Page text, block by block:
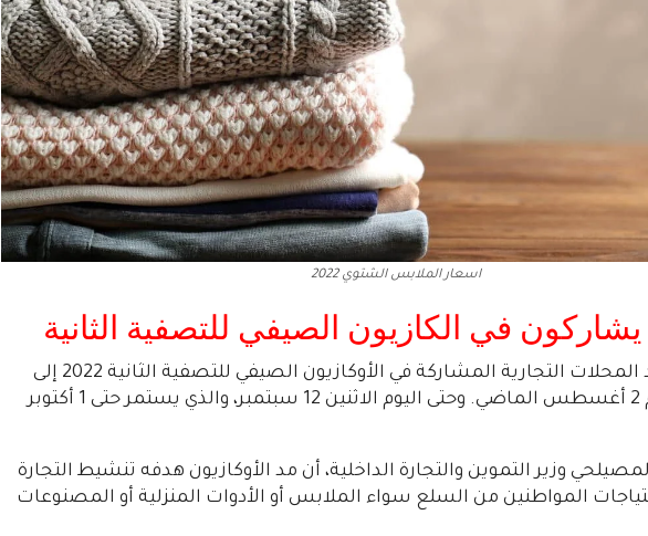
اسعار الملابس الشتوي 2022
وارتفع إجمالي عدد المحلات التجارية المشاركة في الأوكازيون الصيفي للتصفية الثانية 2022 إلى
3370 محلا منذ يوم 2 أغسطس الماضي. وحتى اليوم الاثنين 12 سبتمبر، والذي يستمر حتى 1 أكتوبر
وزير التموين والتجارة الداخلية، أن مد الأوكازيون هدفه تنشيط التجارة
المواطنين من السلع سواء الملابس أو الأدوات المنزلية أو المصنوعات